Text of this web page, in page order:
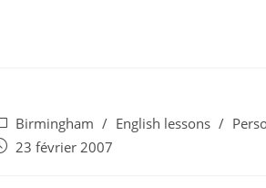
Birmingham / English lessons /
23 février 2007